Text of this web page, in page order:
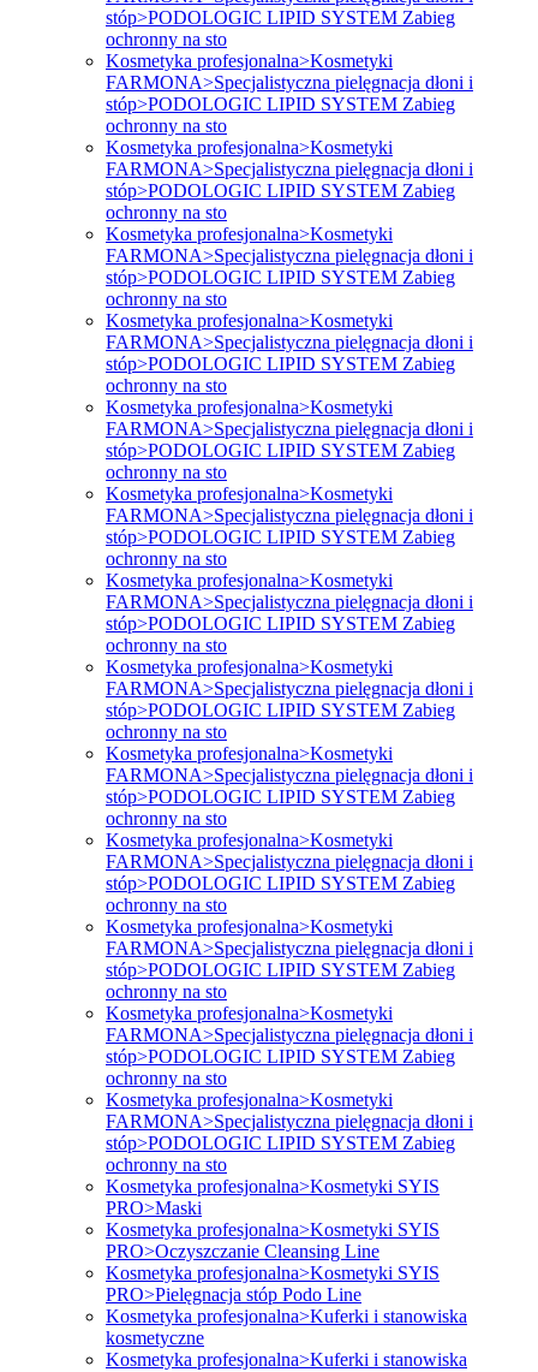
stóp>PODOLOGIC LIPID SYSTEM Zabieg
ochronny na sto
Kosmetyka profesjonalna>Kosmetyki
FARMONA>Specjalistyczna pielęgnacja dłoni i
stóp>PODOLOGIC LIPID SYSTEM Zabieg
ochronny na sto
Kosmetyka profesjonalna>Kosmetyki
FARMONA>Specjalistyczna pielęgnacja dłoni i
stóp>PODOLOGIC LIPID SYSTEM Zabieg
ochronny na sto
Kosmetyka profesjonalna>Kosmetyki
FARMONA>Specjalistyczna pielęgnacja dłoni i
stóp>PODOLOGIC LIPID SYSTEM Zabieg
ochronny na sto
Kosmetyka profesjonalna>Kosmetyki
FARMONA>Specjalistyczna pielęgnacja dłoni i
stóp>PODOLOGIC LIPID SYSTEM Zabieg
ochronny na sto
Kosmetyka profesjonalna>Kosmetyki
FARMONA>Specjalistyczna pielęgnacja dłoni i
stóp>PODOLOGIC LIPID SYSTEM Zabieg
ochronny na sto
Kosmetyka profesjonalna>Kosmetyki
FARMONA>Specjalistyczna pielęgnacja dłoni i
stóp>PODOLOGIC LIPID SYSTEM Zabieg
ochronny na sto
Kosmetyka profesjonalna>Kosmetyki
FARMONA>Specjalistyczna pielęgnacja dłoni i
stóp>PODOLOGIC LIPID SYSTEM Zabieg
ochronny na sto
Kosmetyka profesjonalna>Kosmetyki
FARMONA>Specjalistyczna pielęgnacja dłoni i
stóp>PODOLOGIC LIPID SYSTEM Zabieg
ochronny na sto
Kosmetyka profesjonalna>Kosmetyki
FARMONA>Specjalistyczna pielęgnacja dłoni i
stóp>PODOLOGIC LIPID SYSTEM Zabieg
ochronny na sto
Kosmetyka profesjonalna>Kosmetyki
FARMONA>Specjalistyczna pielęgnacja dłoni i
stóp>PODOLOGIC LIPID SYSTEM Zabieg
ochronny na sto
Kosmetyka profesjonalna>Kosmetyki
FARMONA>Specjalistyczna pielęgnacja dłoni i
stóp>PODOLOGIC LIPID SYSTEM Zabieg
ochronny na sto
Kosmetyka profesjonalna>Kosmetyki
FARMONA>Specjalistyczna pielęgnacja dłoni i
stóp>PODOLOGIC LIPID SYSTEM Zabieg
ochronny na sto
Kosmetyka profesjonalna>Kosmetyki
FARMONA>Specjalistyczna pielęgnacja dłoni i
stóp>PODOLOGIC LIPID SYSTEM Zabieg
ochronny na sto
Kosmetyka profesjonalna>Kosmetyki SYIS
PRO>Maski
Kosmetyka profesjonalna>Kosmetyki SYIS
PRO>Oczyszczanie Cleansing Line
Kosmetyka profesjonalna>Kosmetyki SYIS
PRO>Pielęgnacja stóp Podo Line
Kosmetyka profesjonalna>Kuferki i stanowiska
kosmetyczne
Kosmetyka profesjonalna>Kuferki i stanowiska